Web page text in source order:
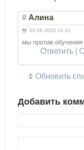
# Алина
03.06.2026 02:12
мы против
Ответить
Обновить
Добавить